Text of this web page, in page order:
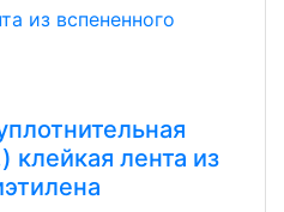
клейкая лента из